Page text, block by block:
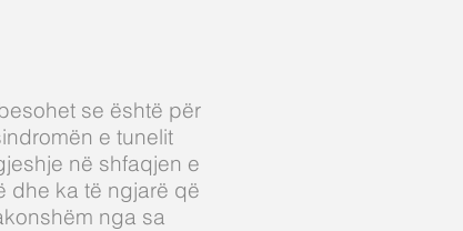
se është për
e tunelit
në shfaqjen e
dhe ka të ngjarë që
nga sa